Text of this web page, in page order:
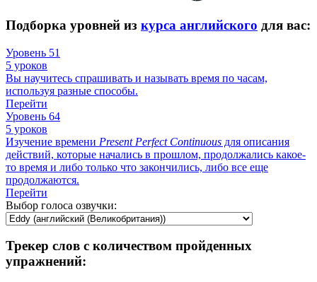
Подборка уровней из курса английского для вас:
Уровень 51
5 уроков
Вы научитесь спрашивать и называть время по часам,
используя разные способы.
Перейти
Уровень 64
5 уроков
Изучение времени Present Perfect Continuous для описания
действий, которые начались в прошлом, продолжались какое-
то время и либо только что закончились, либо все еще
продолжаются.
Перейти
Выбор голоса озвучки:
Трекер слов с количеством пройденных
упражнений: